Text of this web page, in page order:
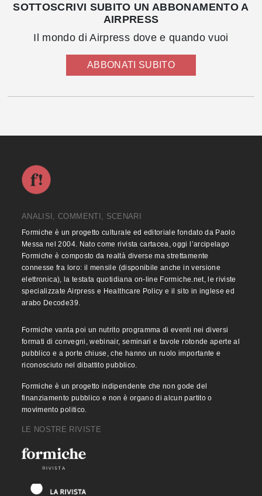
SOTTOSCRIVI SUBITO UN ABBONAMENTO A
AIRPRESS
Il mondo di Airpress dove e quando vuoi
ABBONATI SUBITO
ANALISI, COMMENTI, SCENARI
Formiche è un progetto culturale ed editoriale fondato da Paolo
Messa nel 2004. Nato come rivista cartacea, oggi l’arcipelago
Formiche è composto da realtà diverse ma strettamente
connesse fra loro: il mensile (disponibile anche in versione
elettronica), la testata quotidiana on-line Formiche.net, le riviste
specializzate Airpress e Healthcare Policy e il sito in inglese ed
arabo Decode39.
Formiche vanta poi un nutrito programma di eventi nei diversi
formati di convegni, webinair, seminari e tavole rotonde aperte al
pubblico e a porte chiuse, che hanno un ruolo importante e
riconosciuto nel dibattito pubblico.
Formiche è un progetto indipendente che non gode del
finanziamento pubblico e non è organo di alcun partito o
movimento politico.
LE NOSTRE RIVISTE